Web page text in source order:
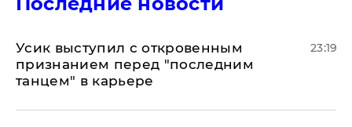
Усик выступил с откровенным
признанием перед "последним
танцем" в карьере
23:19